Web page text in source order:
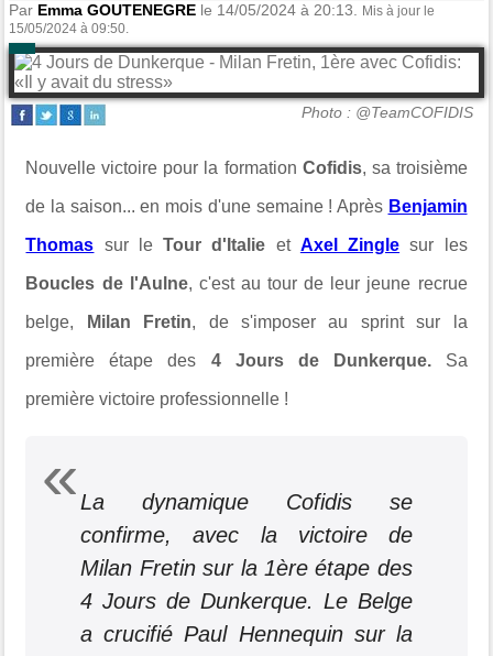
Par Emma GOUTENEGRE le 14/05/2024 à 20:13.
Mis à jour le
15/05/2024 à 09:50.
Photo : @TeamCOFIDIS
Nouvelle victoire pour la formation Cofidis, sa troisième
de la saison... en mois d'une semaine ! Après Benjamin
Thomas sur leTour d'Italie et Axel Zingle sur les
Boucles de l'Aulne, c'est au tour de leur jeune recrue
belge, Milan Fretin, de s'imposer au sprint sur la
première étape des 4 Jours de Dunkerque.Sa
première victoire professionnelle !
La dynamique Cofidis se
confirme, avec la victoire de
Milan Fretin sur la 1ère étape des
4 Jours de Dunkerque. Le Belge
a crucifié Paul Hennequin sur la